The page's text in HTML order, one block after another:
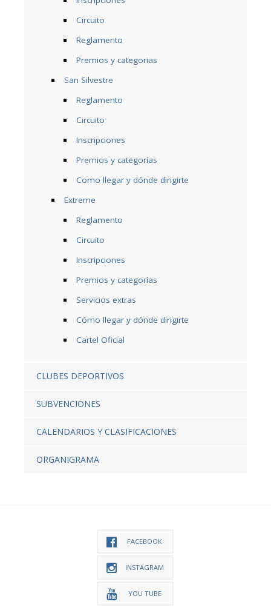
Circuito
Reglamento
Premios y categorias
San Silvestre
Reglamento
Circuito
Inscripciones
Premios y categorías
Como llegar y dónde dirigirte
Extreme
Reglamento
Circuito
Inscripciones
Premios y categorías
Servicios extras
Cómo llegar y dónde dirigirte
Cartel Oficial
CLUBES DEPORTIVOS
SUBVENCIONES
CALENDARIOS Y CLASIFICACIONES
ORGANIGRAMA
FACEBOOK
INSTAGRAM
YOU TUBE